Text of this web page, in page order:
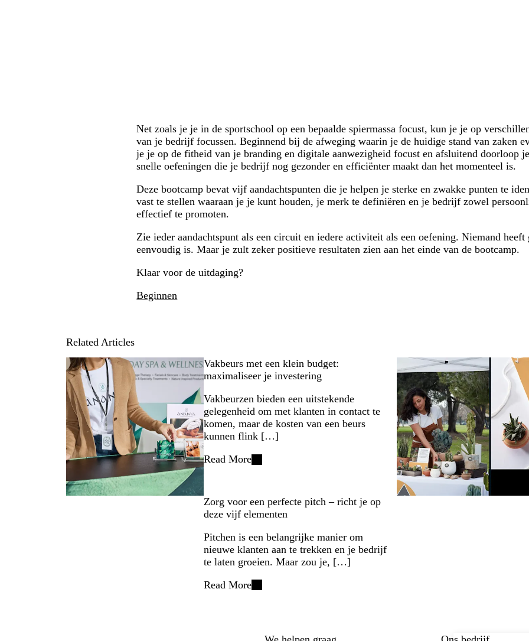
Net zoals je je in de sportschool op een bepaalde spiermassa focust, kun je je op
van je bedrijf focussen. Beginnend bij de afweging waarin je de huidige stand van zaken
je je op de fitheid van je branding en digitale aanwezigheid focust en afsluitend doorloop
snelle oefeningen die je bedrijf nog gezonder en efficiënter maakt dan het momenteel is.
Deze bootcamp bevat vijf aandachtspunten die je helpen je sterke en zwakke punten te
vast te stellen waaraan je je kunt houden, je merk te definiëren en je bedrijf zowel
effectief te promoten.
Zie ieder aandachtspunt als een circuit en iedere activiteit als een oefening. Niemand heeft
eenvoudig is. Maar je zult zeker positieve resultaten zien aan het einde van de bootcamp.
Klaar voor de uitdaging?
Beginnen
Related Articles
Vakbeurs met een klein budget:
maximaliseer je investering
Vakbeurzen bieden een uitstekende
gelegenheid om met klanten in contact te
komen, maar de kosten van een beurs
kunnen flink […]
Read More
Zorg voor een perfecte pitch – richt je op
deze vijf elementen
Pitchen is een belangrijke manier om
nieuwe klanten aan te trekken en je bedrijf
te laten groeien. Maar zou je, […]
Read More